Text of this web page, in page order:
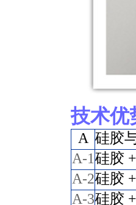
技术优
A 硅胶
A-1硅胶
A-2硅胶
A-3硅胶